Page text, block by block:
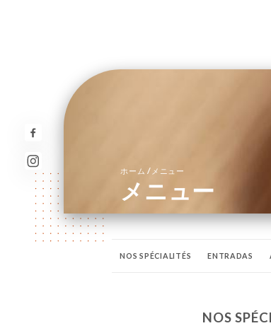
ホーム/ メニュー
メニュー
NOS SPÉCIALITÉS ENTRADAS
NOS